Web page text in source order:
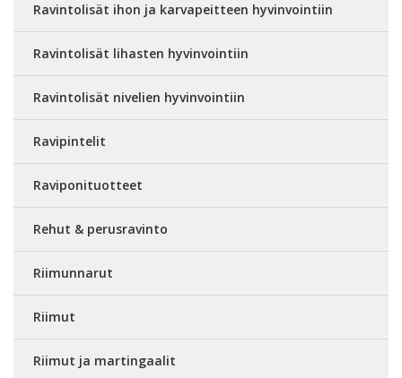
Ravintolisät ihon ja karvapeitteen hyvinvointiin
Ravintolisät lihasten hyvinvointiin
Ravintolisät nivelien hyvinvointiin
Ravipintelit
Raviponituotteet
Rehut & perusravinto
Riimunnarut
Riimut
Riimut ja martingaalit